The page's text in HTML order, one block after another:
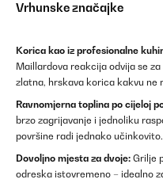
Vrhunske značajke
Korica kao iz profesionalne
Maillardova reakcija odvija se
zlatna, hrskava korica kakvu ne
Ravnomjerna toplina po cijeloj
brzo zagrijavanje i jednoliku
površine radi jednako učinkovito.
Dovoljno mjesta za dvoje: Grilje
odreska istovremeno – idealno